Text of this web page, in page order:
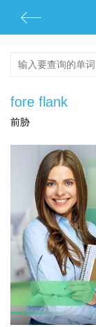
fore flank
前胁